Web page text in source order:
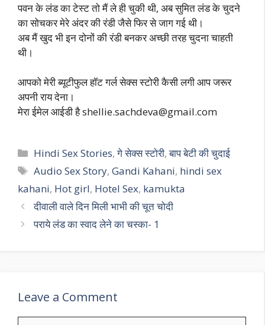
पवन के लंड का टेस्ट तो मैं ले ही चुकी थी, अब सुमित लंड के चुदने
का सोचकर मेरे अंदर की रंडी जैसे फिर से जाग गई थी।
अब मैं खुद भी इन दोनों की रंडी बनकर अच्छी तरह चुदना चाहती
थी।
आपको मेरी ब्यूटीफुल हॉट गर्ल सेक्स स्टोरी कैसी लगी आप जरूर
अपनी राय देना।
मेरा ईमेल आईडी हैshellie.sachdeva@gmail.com
Categories
Hindi Sex Stories,गे सेक्स स्टोरी,बाप बेटी की चुदाई
Tags
Audio Sex Story,Gandi Kahani, hindi sex
kahani, Hot girl, Hotel Sex, kamukta
दीवाली वाले दिन मिली भाभी की चूत चोदी
पराये लंड का स्वाद लेने का चस्का- 1
Leave a Comment